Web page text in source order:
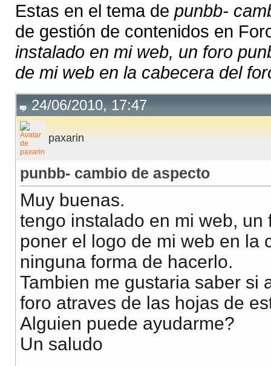
Estas en el tema de punbb-
de gestión de contenidos en
instalado en mi web, un foro
de mi web en la cabecera del
24/06/2010, 17:47
paxarin
punbb- cambio de aspecto
Muy buenas.
tengo instalado en mi web,
poner el logo de mi web en la
ninguna forma de hacerlo.
Tambien me gustaria saber si
foro atraves de las hojas de
Alguien puede ayudarme?
Un saludo